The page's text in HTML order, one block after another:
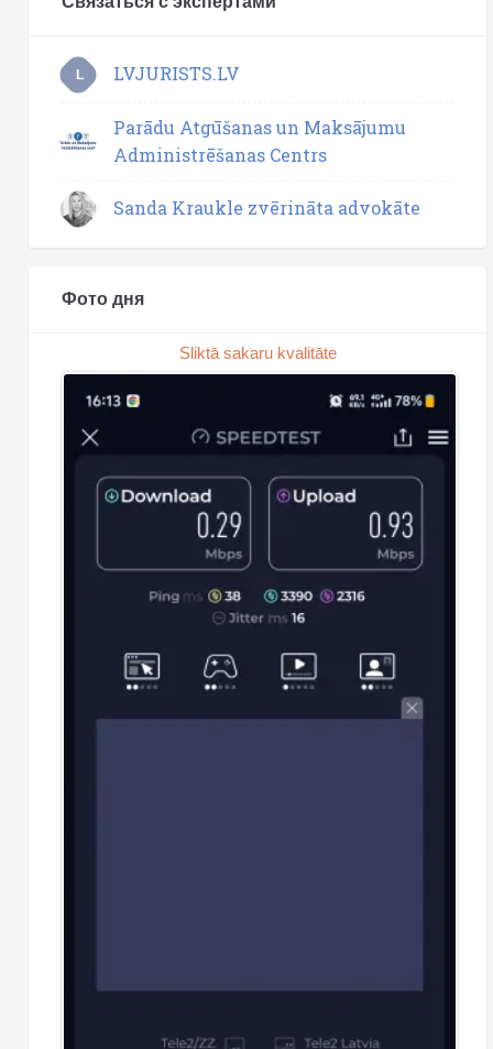
L LVJURISTS.LV
Parādu Atgūšanas un Maksājumu
Administrēšanas Centrs
Sanda Kraukle zvērināta advokāte
Фото дня
Sliktā sakaru kvalitāte